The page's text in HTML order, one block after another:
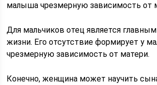
малыша чрезмерную зависимость от
Для мальчиков отец является
жизни. Его отсутствие формирует у
чрезмерную зависимость от матери.
Конечно, женщина может научить